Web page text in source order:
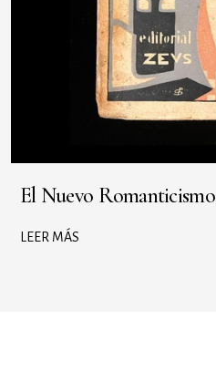
El Nuevo Romanticismo
LEER MÁS